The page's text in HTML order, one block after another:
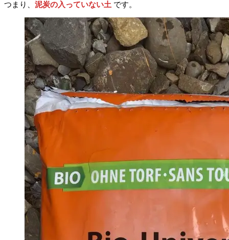
つまり、 泥炭の入っていない土 です。